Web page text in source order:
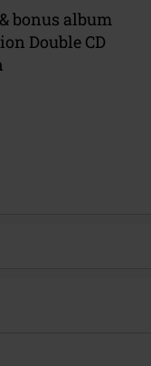
bonus album
Double CD